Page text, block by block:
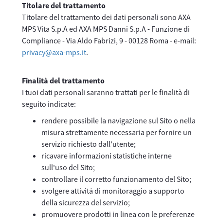
Titolare del trattamento
Titolare del trattamento dei dati personali sono AXA
MPS Vita S.p.A ed AXA MPS Danni S.p.A - Funzione di
Compliance - Via Aldo Fabrizi, 9 - 00128 Roma - e-mail:
privacy@axa-mps.it.
Finalità del trattamento
I tuoi dati personali saranno trattati per le finalità di
seguito indicate:
rendere possibile la navigazione sul Sito o nella
misura strettamente necessaria per fornire un
servizio richiesto dall’utente;
ricavare informazioni statistiche interne
sull'uso del Sito;
controllare il corretto funzionamento del Sito;
svolgere attività di monitoraggio a supporto
della sicurezza del servizio;
promuovere prodotti in linea con le preferenze